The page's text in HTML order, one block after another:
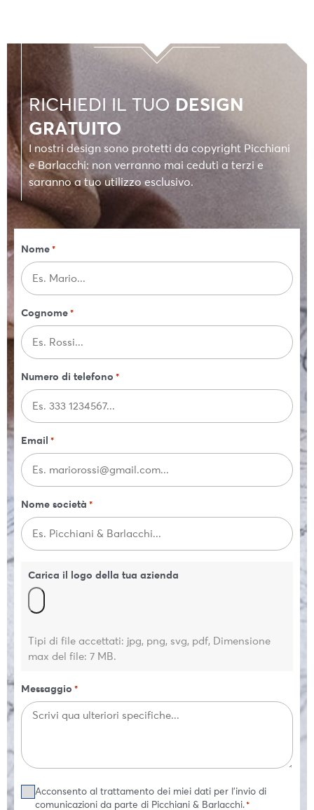
RICHIEDI IL TUO DESIGN
GRATUITO
I nostri design sono protetti da copyright Picchiani
e Barlacchi: non verranno mai ceduti a terzi e
saranno a tuo utilizzo esclusivo.
Nome*
Cognome*
Numero di telefono *
Email *
Nome società *
Carica il logo della tua azienda
Tipi di file accettati: jpg, png, svg, pdf, Dimensione
max del file: 7 MB.
Messaggio *
Consenso
Acconsento al trattamento dei miei dati per l'invio di
comunicazioni da parte di Picchiani & Barlacchi.*